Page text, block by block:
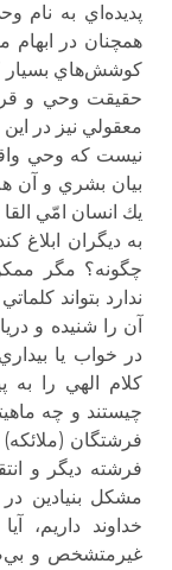
پديده‌اي به نام
همچنان در ابهام
كوشش‌هاي بسيار
حقيقت وحي و
معقولي نيز در
نيست كه وحي
بيان بشري و آن
يك انسان امّي
به ديگران ابلاغ
چگونه؟ مگر
ندارد بتواند
آن را شنيده و
در خواب يا
كلام الهي را به
چيستند و چه
فرشتگان
فرشته ديگر و
مشكل بنيادين
خداوند
غيرمتشخص و